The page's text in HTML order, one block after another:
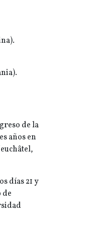
de la
años en
días 21 y
de